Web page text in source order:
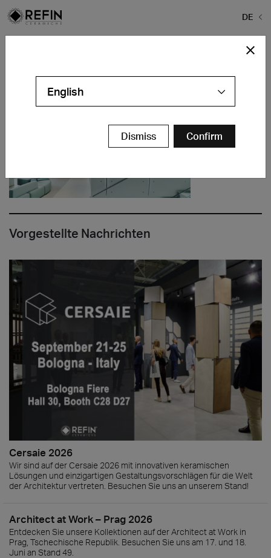
DE
Vorgestellte Nachrichten
Cersaie 2026
Wir sind auf der Cersaie 2026 mit innovativen keramischen
Lösungen und einzigartigen Gestaltungsvorschlägen für die Welt
der Architektur vertreten. Besuchen Sie uns an unserem Stand!
Architect at Work – Prag 2026
Entdecken Sie unsere Kollektionen auf der Architect at Work in
Prag, Tschechische Republik. Besuchen Sie uns am 17. und 18.
Juni an Stand 49.
English
Dismiss Confirm